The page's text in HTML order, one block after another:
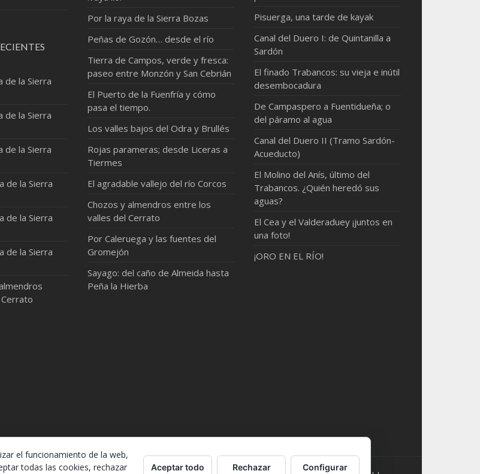
de la Sierra
de la Sierra
de la Sierra
de la Sierra
de la Sierra
de la Sierra
Por la raya de la Sierra Bozas
Peñas de Gozón… desde el río
Tierra de Campos, verde y fresca:
paseo entre Monzón y San Cebrián
El Puerto de la Fuenfría y cómo
pasa el tiempo.
Los valles bajos del Odra y Brullés
Rojas parameras; desde Liceras a
Tiermes
El agradable vallejo del río Corcos
Chozos y almendros entre los
valles del Cerrato
Por Caleruega y las fuentes del
Gromejón
Sayago: del caño de Almeida hasta
Peña la Hierba
Pisuerga, una tarde de kayak
Canal del Duero I: de Quintanilla a
Sardón
El finado Trabancos: su vieja e inútil
desembocadura
De Campaspero a Fuentidueña; o
del páramo al agua
Canal del Duero II (Tramo Sardón-
Acueducto)
El Molino del Anís, último del
Trabancos. ¿Quién heredó sus
aguas?
El Cea y el Valderaduey ¡juntos en
una foto!
¡ORO EN EL RÍO!
el funcionamiento de la web,
todas las cookies, rechazar
Aceptar todo Rechazar Configurar